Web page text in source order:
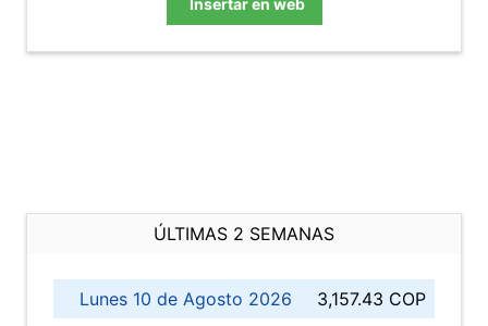
Insertar en web
ÚLTIMAS 2 SEMANAS
Lunes 10 de Agosto 2026
3,157.43 COP